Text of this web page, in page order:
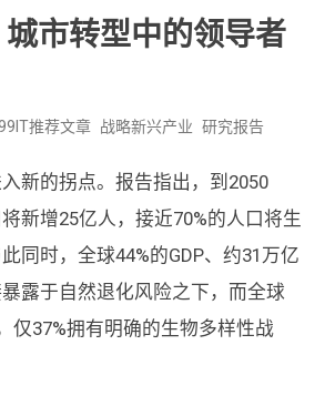
市转型中的领导者
推荐文章 战略新兴产业 研究报告
新的拐点。报告指出，到2050
新增25亿人，接近70%的人口将生
同时，全球44%的GDP、约31万亿
露于自然退化风险之下，而全球
仅37%拥有明确的生物多样性战